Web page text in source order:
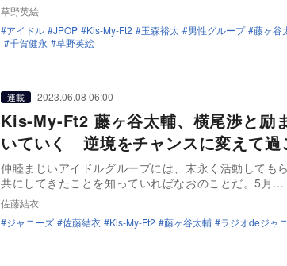
草野英絵
アイドル
JPOP Kis-My-Ft2 玉森裕太 男性グループ 藤ヶ谷
千賀健永
草野英絵
連載 2023.06.08 06:00
Kis-My-Ft2 藤ヶ谷太輔、横尾渉と励
いていく 逆境をチャンスに変えて過
仲睦まじいアイドルグループには、末永く活動しても
共にしてきたことを知っていればなおのことだ。5月…
佐藤結衣
ジャニーズ
佐藤結衣 Kis-My-Ft2 藤ヶ谷太輔 ラジオdeジャ